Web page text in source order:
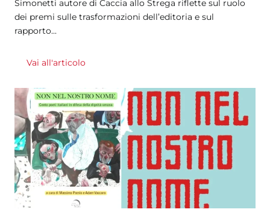
Simonetti autore di Caccia allo Strega riflette sul ruolo
dei premi sulle trasformazioni dell’editoria e sul
rapporto...
Vai all'articolo